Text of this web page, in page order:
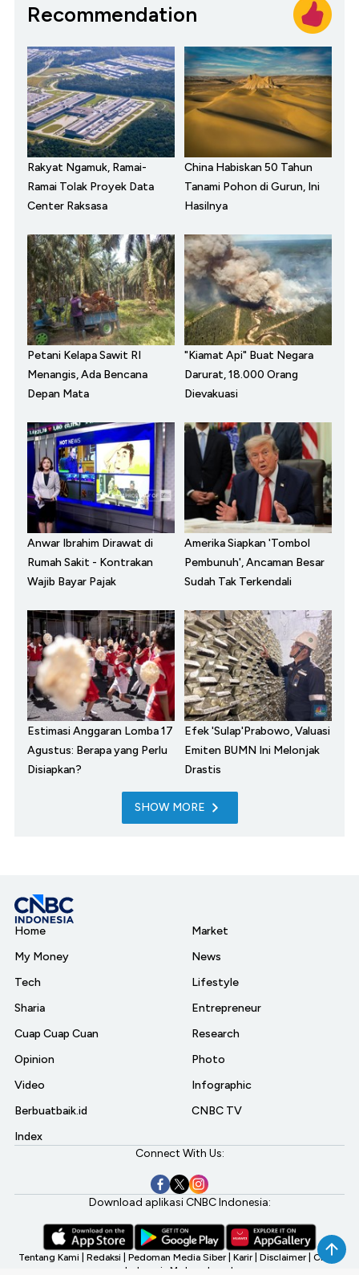
Recommendation
Rakyat Ngamuk, Ramai-
Ramai Tolak Proyek Data
Center Raksasa
China Habiskan 50 Tahun
Tanami Pohon di Gurun, Ini
Hasilnya
Petani Kelapa Sawit RI
Menangis, Ada Bencana
Depan Mata
"Kiamat Api" Buat Negara
Darurat, 18.000 Orang
Dievakuasi
Anwar Ibrahim Dirawat di
Rumah Sakit - Kontrakan
Wajib Bayar Pajak
Amerika Siapkan 'Tombol
Pembunuh', Ancaman Besar
Sudah Tak Terkendali
Estimasi Anggaran Lomba 17
Agustus: Berapa yang Perlu
Disiapkan?
Efek 'Sulap'Prabowo, Valuasi
Emiten BUMN Ini Melonjak
Drastis
SHOW MORE
Home
My Money
Tech
Sharia
Cuap Cuap Cuan
Opinion
Video
Berbuatbaik.id
Index
Market
News
Lifestyle
Entrepreneur
Research
Photo
Infographic
CNBC TV
Connect With Us:
Download aplikasi CNBC Indonesia:
Tentang Kami Redaksi Pedoman Media Siber Karir Disclaimer CNBC
Indonesia My Investment